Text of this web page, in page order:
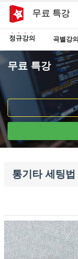
무료 특강
정규강의 곡별강의
무료 특강
통기타 세팅법